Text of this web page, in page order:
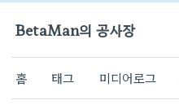
BetaMan의 공사장
홈 태그 미디어로그